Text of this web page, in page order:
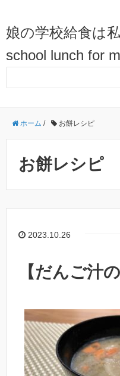
娘の学校給食は
school lunch for
ホーム / お餅レシピ
お餅レシピ
2023.10.26
【だんご汁